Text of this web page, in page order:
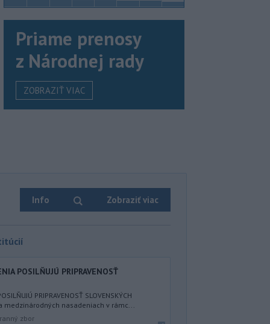
Priame prenosy
z Národnej rady
ZOBRAZIŤ VIAC
Info Zobraziť viac
POSILŇUJÚ PRIPRAVENOSŤ
PRIPRAVENOSŤ SLOVENSKÝCH
nasadeniach v rámc...
zbor